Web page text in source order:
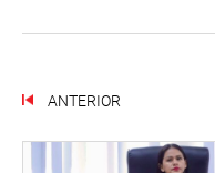
ANTERIOR